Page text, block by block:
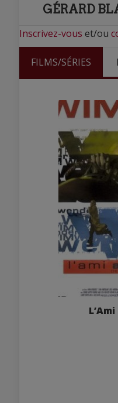
GÉRARD
Inscrivez-vous et/ou
FILMS/SÉRIES